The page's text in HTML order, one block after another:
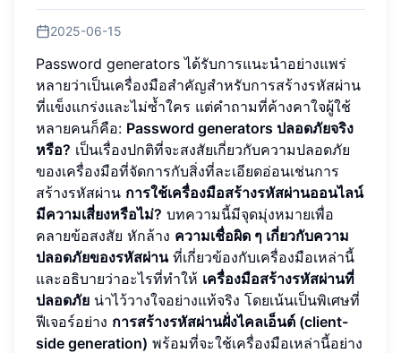
2025-06-15
Password generators ได้รับการแนะนำอย่างแพร่
หลายว่าเป็นเครื่องมือสำคัญสำหรับการสร้างรหัสผ่าน
ที่แข็งแกร่งและไม่ซ้ำใคร แต่คำถามที่ค้างคาใจผู้ใช้
หลายคนก็คือ: Password generators ปลอดภัยจริง
หรือ? เป็นเรื่องปกติที่จะสงสัยเกี่ยวกับความปลอดภัย
ของเครื่องมือที่จัดการกับสิ่งที่ละเอียดอ่อนเช่นการ
สร้างรหัสผ่าน การใช้เครื่องมือสร้างรหัสผ่านออนไลน์
มีความเสี่ยงหรือไม่? บทความนี้มีจุดมุ่งหมายเพื่อ
คลายข้อสงสัย หักล้าง ความเชื่อผิด ๆ เกี่ยวกับความ
ปลอดภัยของรหัสผ่านที่เกี่ยวข้องกับเครื่องมือเหล่านี้
และอธิบายว่าอะไรที่ทำให้ เครื่องมือสร้างรหัสผ่านที่
ปลอดภัย น่าไว้วางใจอย่างแท้จริง โดยเน้นเป็นพิเศษที่
ฟีเจอร์อย่าง การสร้างรหัสผ่านฝั่งไคลเอ็นต์ (client-
side generation) พร้อมที่จะใช้เครื่องมือเหล่านี้อย่าง